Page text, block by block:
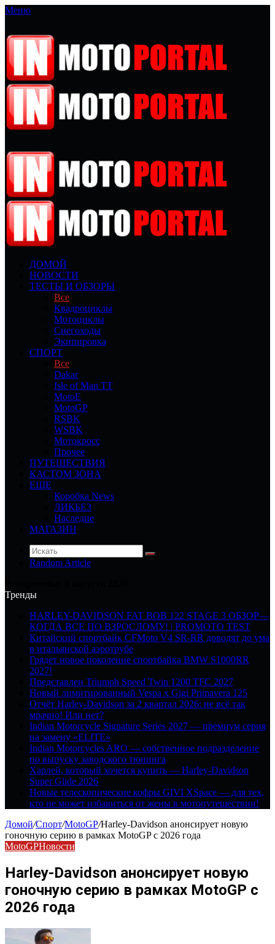
Меню
ДОМОЙ
НОВОСТИ
ТЕСТЫ И ОБЗОРЫ
Все
Квадроциклы
Мотоциклы
Снегоходы
Экипировка
СПОРТ
Все
Dakar
Isle of Man TT
MotoE
MotoGP
RSBK
WSBK
Мотокросс
Прочее
ПУТЕШЕСТВИЯ
КАСТОМ ЗОНА
ЕЩЕ
Коробка News
ЛИКБЕЗ
Наследие
МАГАЗИН
Random Article
Тренды
HARLEY-DAVIDSON FAT BOB 122 STAGE 3 ОБЗОР—
КОГДА ВСЕ ПО ВЗРОСЛОМУ! | PROMOTO TEST
Китайский спортбайк CFMoto V4 SR-RR доводят до ума
в итальянской аэротрубе
Грядет новое поколение спортбайка BMW S1000RR
2027!
Представлен Triumph Speed Twin 1200 TFC 2027
Новый лимитированный Vespa x Gigi Primavera 125
Отчёт Harley-Davidson за 2 квартал 2026: не всё так
мрачно! Или нет?
Indian Motorcycle Signature Series 2027 — премиум серия
на замену «ELITE»
Indian Motorcycles ARO — собственное подразделение
по выпуску заводского тюнинга
Харлей, который хочется купить — Harley-Davidson
Super Glide 2026
Новые телескопические кофры GIVI XSpace — для тех,
кто не может избавиться от жены в мотопутешествии!
Домой/Спорт/MotoGP/Harley-Davidson анонсирует новую
гоночную серию в рамках MotoGP с 2026 года
MotoGPНовости
Harley-Davidson анонсирует новую
гоночную серию в рамках MotoGP с
2026 года